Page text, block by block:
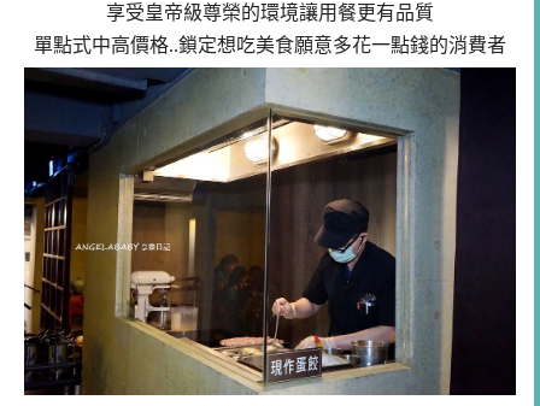
享受皇帝級尊榮的環境讓用餐更有品質
單點式中高價格..鎖定想吃美食願意多花一點錢的消費者